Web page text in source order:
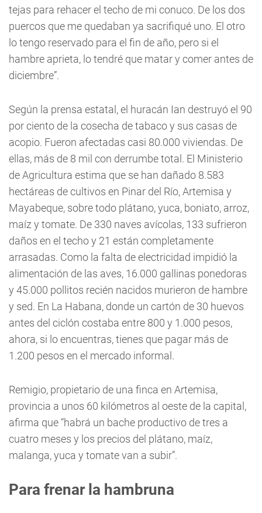
tejas para rehacer el techo de mi conuco. De los dos
puercos que me quedaban ya sacrifiqué uno. El otro
lo tengo reservado para el fin de año, pero si el
hambre aprieta, lo tendré que matar y comer antes de
diciembre”.
Según la prensa estatal, el huracán Ian destruyó el 90
por ciento de la cosecha de tabaco y sus casas de
acopio. Fueron afectadas casi 80.000 viviendas. De
ellas, más de 8 mil con derrumbe total. El Ministerio
de Agricultura estima que se han dañado 8.583
hectáreas de cultivos en Pinar del Río, Artemisa y
Mayabeque, sobre todo plátano, yuca, boniato, arroz,
maíz y tomate. De 330 naves avícolas, 133 sufrieron
daños en el techo y 21 están completamente
arrasadas. Como la falta de electricidad impidió la
alimentación de las aves, 16.000 gallinas ponedoras
y 45.000 pollitos recién nacidos murieron de hambre
y sed. En La Habana, donde un cartón de 30 huevos
antes del ciclón costaba entre 800 y 1.000 pesos,
ahora, si lo encuentras, tienes que pagar más de
1.200 pesos en el mercado informal.
Remigio, propietario de una finca en Artemisa,
provincia a unos 60 kilómetros al oeste de la capital,
afirma que “habrá un bache productivo de tres a
cuatro meses y los precios del plátano, maíz,
malanga, yuca y tomate van a subir”.
Para frenar la hambruna